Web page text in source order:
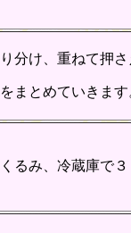
分け、重ねて押さ
まとめていきます
るみ、冷蔵庫で